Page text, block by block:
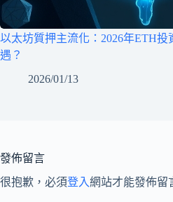
以太坊質押主流化：2026年ETH投
遇？
2026/01/13
發佈留言
很抱歉，必須登入網站才能發佈留